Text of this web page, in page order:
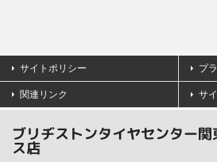
サイトポリシー プ
関連リンク サ
ブリヂストンタイヤセンター
ス店